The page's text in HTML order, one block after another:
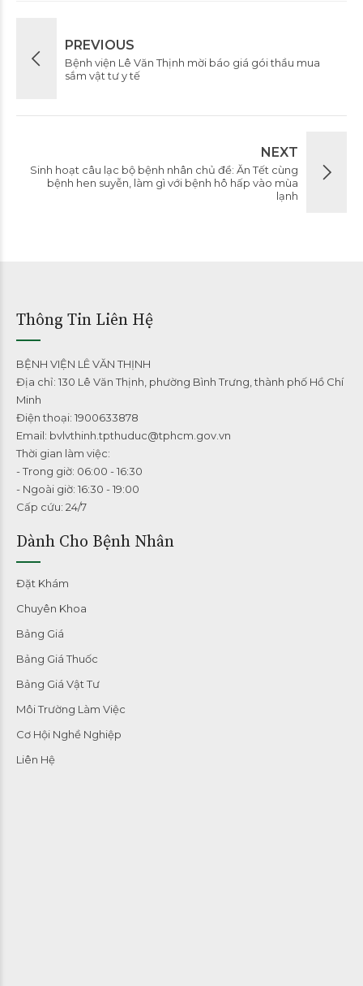
PREVIOUS
Bệnh viện Lê Văn Thịnh mời báo giá gói thầu mua
sắm vật tư y tế
NEXT
Sinh hoạt câu lạc bộ bệnh nhân chủ đề: Ăn Tết cùng
bệnh hen suyễn, làm gì với bệnh hô hấp vào mùa
lạnh
Thông Tin Liên Hệ
BỆNH VIỆN LÊ VĂN THỊNH
Địa chỉ: 130 Lê Văn Thịnh, phường Bình Trưng, thành phố Hồ Chí
Minh
Điện thoại: 1900633878
Email: bvlvthinh.tpthuduc@tphcm.gov.vn
Thời gian làm việc:
- Trong giờ: 06:00 - 16:30
- Ngoài giờ: 16:30 - 19:00
Cấp cứu: 24/7
Dành Cho Bệnh Nhân
Đặt Khám
Chuyên Khoa
Bảng Giá
Bảng Giá Thuốc
Bảng Giá Vật Tư
Môi Trường Làm Việc
Cơ Hội Nghề Nghiệp
Liên Hệ